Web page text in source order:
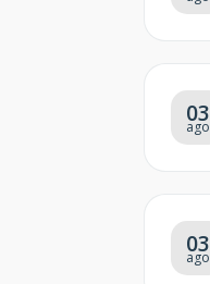
03
ago
03
ago